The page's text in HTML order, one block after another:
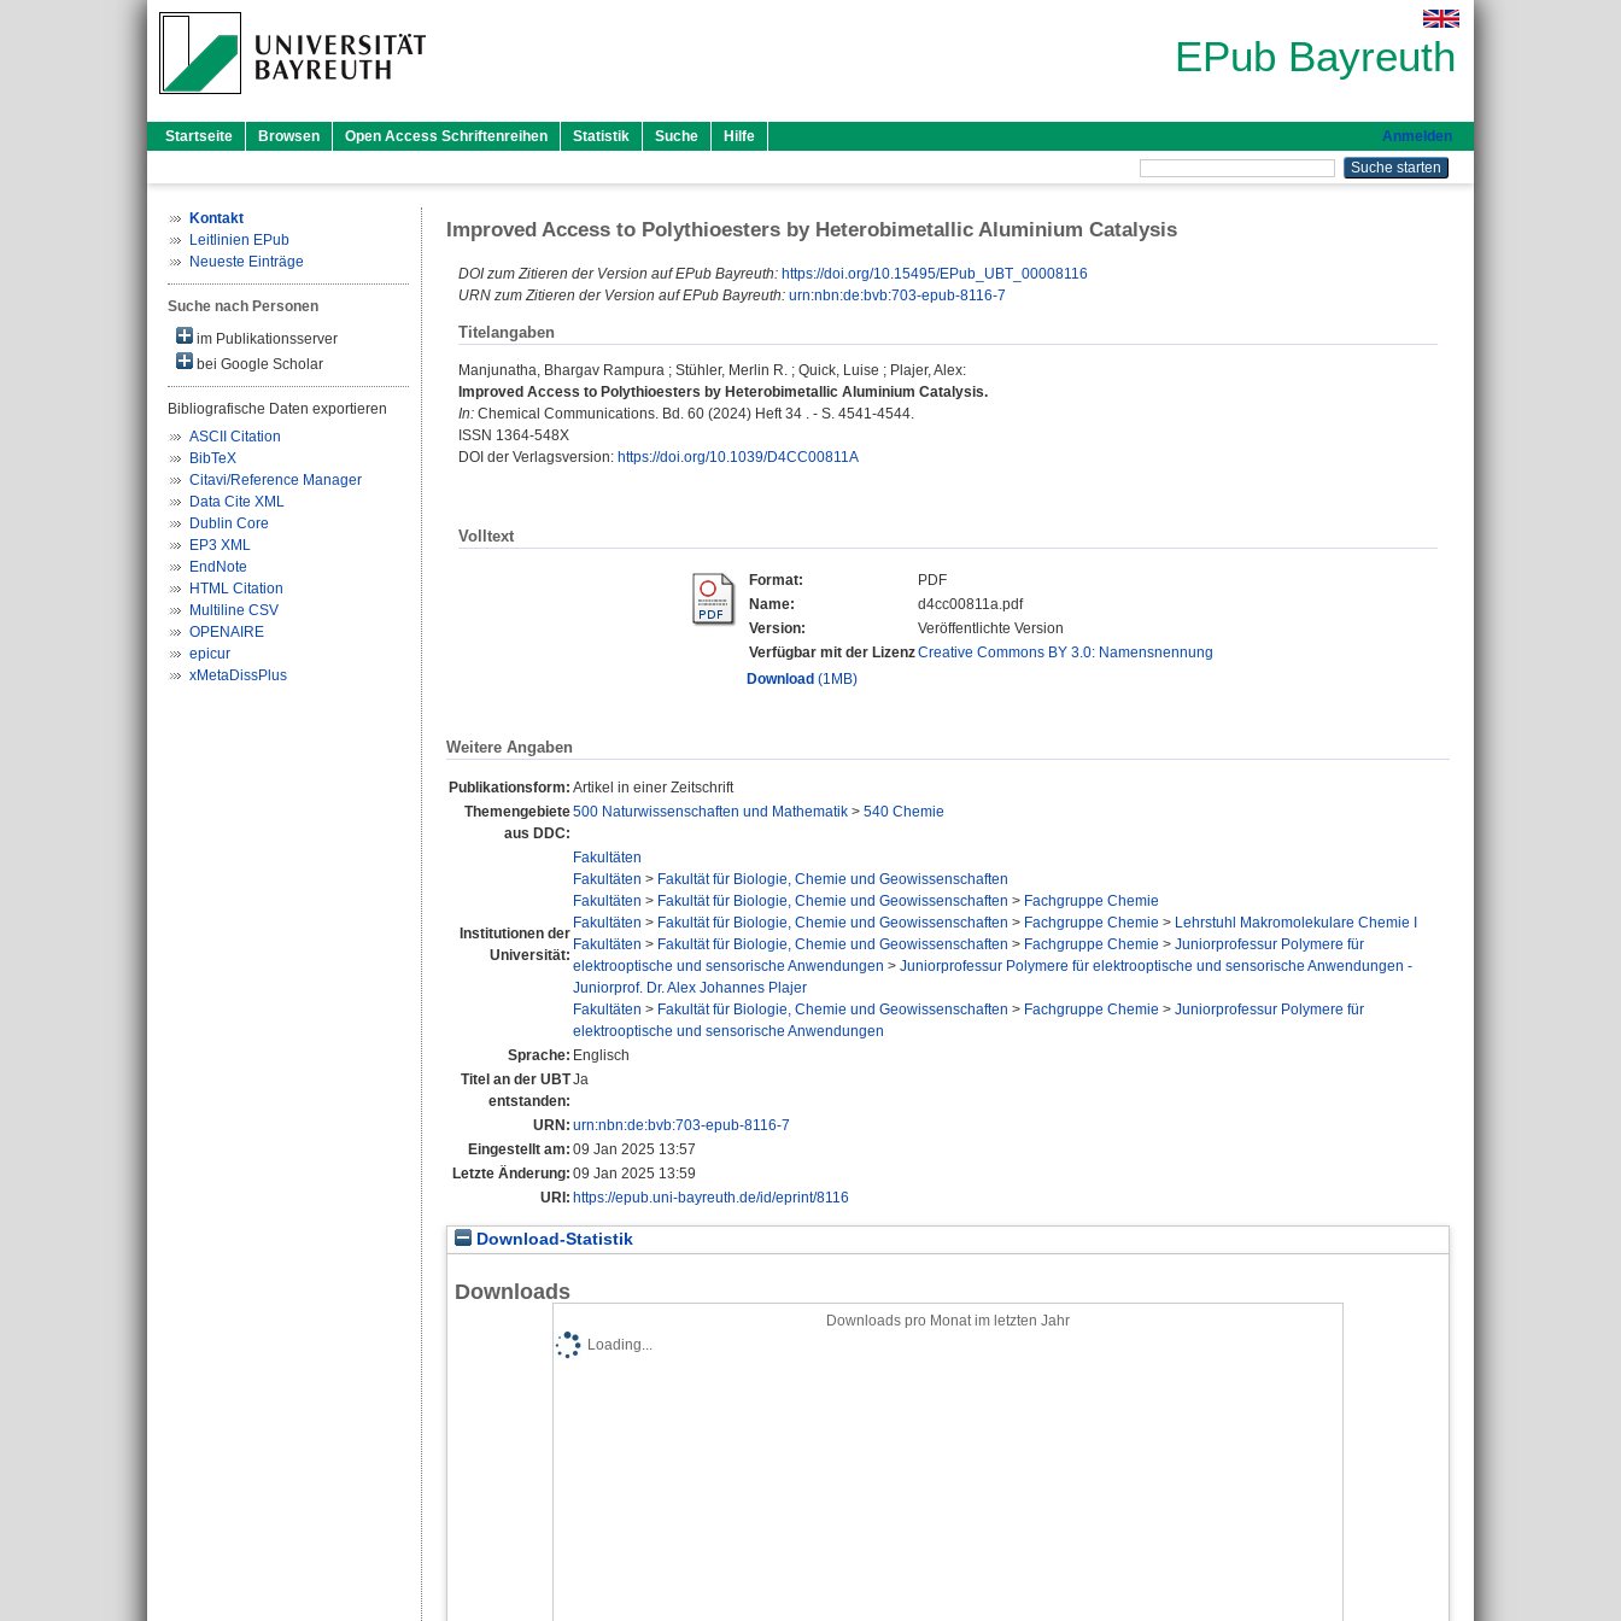
EPub Bayreuth
Startseite Browsen Open Access Schriftenreihen Statistik Suche Hilfe Anmelden
Kontakt
Leitlinien EPub
Neueste Einträge
Suche nach Personen
im Publikationsserver
bei Google Scholar
Bibliografische Daten exportieren
ASCII Citation
BibTeX
Citavi/Reference Manager
Data Cite XML
Dublin Core
EP3 XML
EndNote
HTML Citation
Multiline CSV
OPENAIRE
epicur
xMetaDissPlus
Improved Access to Polythioesters by Heterobimetallic Aluminium Catalysis
DOI zum Zitieren der Version auf EPub Bayreuth: https://doi.org/10.15495/EPub_UBT_00008116
URN zum Zitieren der Version auf EPub Bayreuth: urn:nbn:de:bvb:703-epub-8116-7
Titelangaben
Manjunatha, Bhargav Rampura ; Stühler, Merlin R. ; Quick, Luise ; Plajer, Alex:
Improved Access to Polythioesters by Heterobimetallic Aluminium Catalysis.
In: Chemical Communications. Bd. 60 (2024) Heft 34 . - S. 4541-4544.
ISSN 1364-548X
DOI der Verlagsversion: https://doi.org/10.1039/D4CC00811A
Volltext
Format:
PDF
Name:
d4cc00811a.pdf
Version:
Veröffentlichte Version
Verfügbar mit der LizenzCreative Commons BY 3.0: Namensnennung
Download (1MB)
Weitere Angaben
Publikationsform: Artikel in einer Zeitschrift
Themengebiete
aus DDC:
500 Naturwissenschaften und Mathematik > 540 Chemie
Institutionen der
Universität:
Fakultäten
Fakultäten > Fakultät für Biologie, Chemie und Geowissenschaften
Fakultäten > Fakultät für Biologie, Chemie und Geowissenschaften > Fachgruppe Chemie
Fakultäten > Fakultät für Biologie, Chemie und Geowissenschaften > Fachgruppe Chemie > Lehrstuhl Makromolekulare Chemie I
Fakultäten > Fakultät für Biologie, Chemie und Geowissenschaften > Fachgruppe Chemie > Juniorprofessur Polymere für
elektrooptische und sensorische Anwendungen > Juniorprofessur Polymere für elektrooptische und sensorische Anwendungen -
Juniorprof. Dr. Alex Johannes Plajer
Fakultäten > Fakultät für Biologie, Chemie und Geowissenschaften > Fachgruppe Chemie > Juniorprofessur Polymere für
elektrooptische und sensorische Anwendungen
Sprache: Englisch
Titel an der UBT
entstanden:
Ja
URN: urn:nbn:de:bvb:703-epub-8116-7
Eingestellt am: 09 Jan 2025 13:57
Letzte Änderung: 09 Jan 2025 13:59
URI: https://epub.uni-bayreuth.de/id/eprint/8116
Download-Statistik
Downloads
Downloads pro Monat im letzten Jahr
Loading...